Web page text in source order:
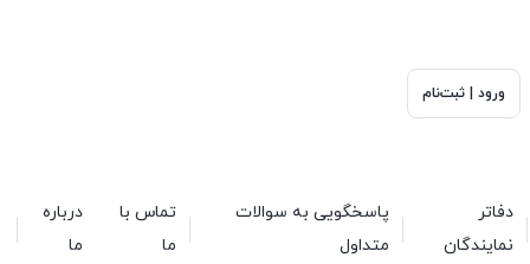
ورود | ثبت‌نام
دفاتر
نمایندگان
پاسخگویی به سوالات
متداول
تماس با
ما
درباره
ما